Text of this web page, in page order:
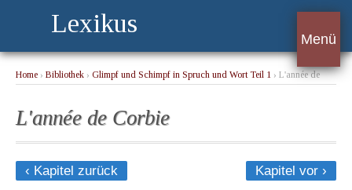
Lexikus
Menü
Home › Bibliothek › Glimpf und Schimpf in Spruch und Wort Teil 1 › L'année de
L'année de Corbie
‹ Kapitel zurück Kapitel vor ›